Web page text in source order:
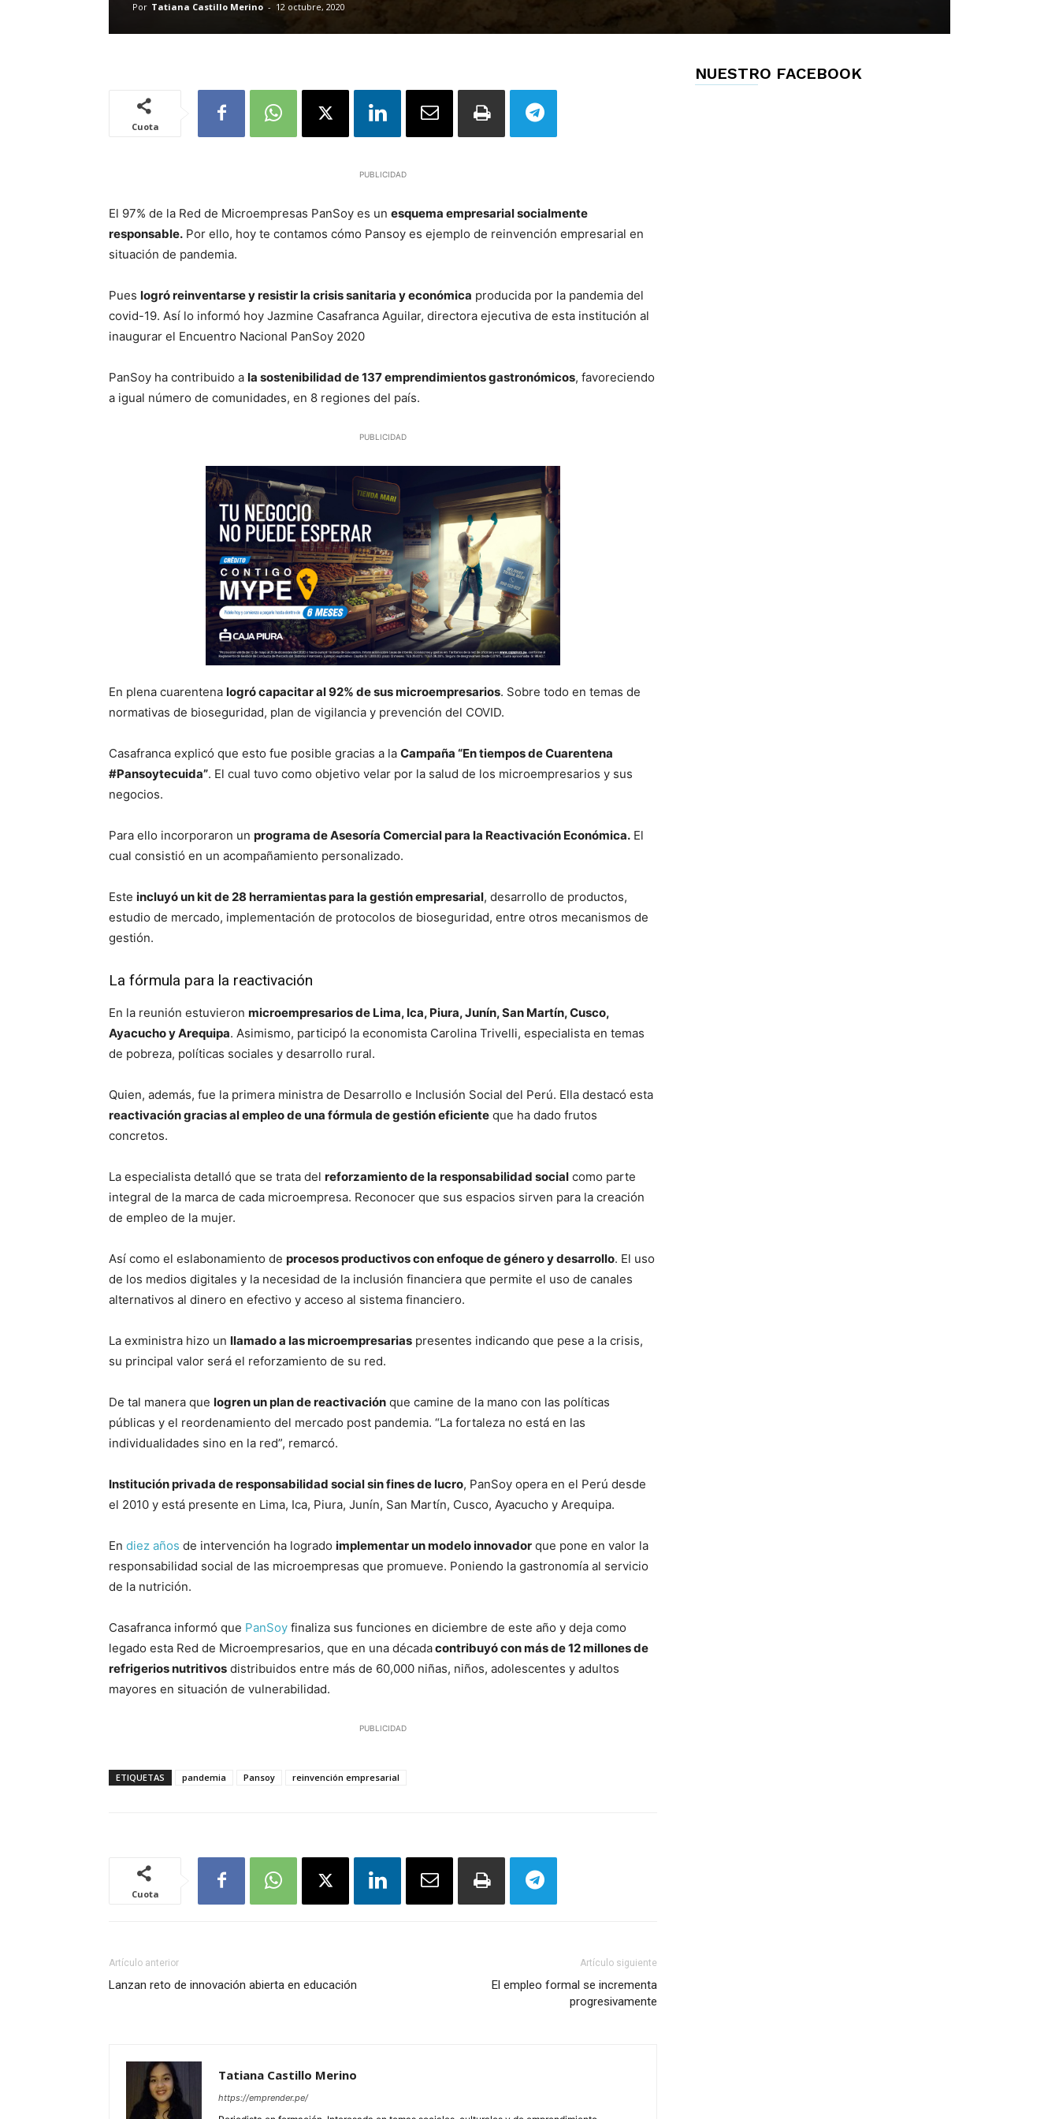
Por Tatiana Castillo Merino - 12 octubre, 2020
Cuota
PUBLICIDAD
El 97% de la Red de Microempresas PanSoy es un esquema empresarial socialmente
responsable. Por ello, hoy te contamos cómo Pansoy es ejemplo de reinvención empresarial en
situación de pandemia.
Pues logró reinventarse y resistir la crisis sanitaria y económica producida por la pandemia del
covid-19. Así lo informó hoy Jazmine Casafranca Aguilar, directora ejecutiva de esta institución al
inaugurar el Encuentro Nacional PanSoy 2020
PanSoy ha contribuido a la sostenibilidad de 137 emprendimientos gastronómicos, favoreciendo
a igual número de comunidades, en 8 regiones del país.
PUBLICIDAD
En plena cuarentena logró capacitar al 92% de sus microempresarios. Sobre todo en temas de
normativas de bioseguridad, plan de vigilancia y prevención del COVID.
Casafranca explicó que esto fue posible gracias a la Campaña “En tiempos de Cuarentena
#Pansoytecuida”. El cual tuvo como objetivo velar por la salud de los microempresarios y sus
negocios.
Para ello incorporaron un programa de Asesoría Comercial para la Reactivación Económica. El
cual consistió en un acompañamiento personalizado.
Este incluyó un kit de 28 herramientas para la gestión empresarial, desarrollo de productos,
estudio de mercado, implementación de protocolos de bioseguridad, entre otros mecanismos de
gestión.
La fórmula para la reactivación
En la reunión estuvieron microempresarios de Lima, Ica, Piura, Junín, San Martín, Cusco,
Ayacucho y Arequipa. Asimismo, participó la economista Carolina Trivelli, especialista en temas
de pobreza, políticas sociales y desarrollo rural.
Quien, además, fue la primera ministra de Desarrollo e Inclusión Social del Perú. Ella destacó esta
reactivación gracias al empleo de una fórmula de gestión eficiente que ha dado frutos
concretos.
La especialista detalló que se trata del reforzamiento de la responsabilidad social como parte
integral de la marca de cada microempresa. Reconocer que sus espacios sirven para la creación
de empleo de la mujer.
Así como el eslabonamiento de procesos productivos con enfoque de género y desarrollo. El uso
de los medios digitales y la necesidad de la inclusión financiera que permite el uso de canales
alternativos al dinero en efectivo y acceso al sistema financiero.
La exministra hizo un llamado a las microempresarias presentes indicando que pese a la crisis,
su principal valor será el reforzamiento de su red.
De tal manera que logren un plan de reactivación que camine de la mano con las políticas
públicas y el reordenamiento del mercado post pandemia. “La fortaleza no está en las
individualidades sino en la red”, remarcó.
Institución privada de responsabilidad social sin fines de lucro, PanSoy opera en el Perú desde
el 2010 y está presente en Lima, Ica, Piura, Junín, San Martín, Cusco, Ayacucho y Arequipa.
En diez años de intervención ha logrado implementar un modelo innovador que pone en valor la
responsabilidad social de las microempresas que promueve. Poniendo la gastronomía al servicio
de la nutrición.
Casafranca informó que PanSoy finaliza sus funciones en diciembre de este año y deja como
legado esta Red de Microempresarios, que en una décadacontribuyó con más de 12 millones de
refrigerios nutritivos distribuidos entre más de 60,000 niñas, niños, adolescentes y adultos
mayores en situación de vulnerabilidad.
PUBLICIDAD
ETIQUETAS pandemia Pansoy reinvención empresarial
Cuota
Artículo anterior
Lanzan reto de innovación abierta en educación
Artículo siguiente
El empleo formal se incrementa
progresivamente
Tatiana Castillo Merino
https://emprender.pe/
NUESTRO FACEBOOK